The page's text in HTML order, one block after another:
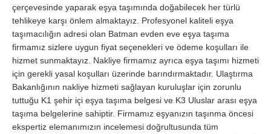
Yalova Yozgat
Zonguldak
MÜŞTERİ TALEPLERİ
DEFTER
NAKLİYECİ İLANLARI
çerçevesinde yaparak eşya taşımında doğabilecek her türlü
tehlikeye karşı önlem almaktayız. Profesyonel kaliteli eşya
taşımacılığın adresi olan Batman evden eve eşya taşıma
firmamız sizlere uygun fiyat seçenekleri ve ödeme koşulları ile
hizmet sunmaktayız. Nakliye firmamız ayrıca eşya taşımı hizmeti
için gerekli yasal koşulları üzerinde barındırmaktadır. Ulaştırma
Bakanlığının nakliye hizmeti sağlayan kuruluşlar için zorunlu
tuttuğu K1 şehir içi eşya taşıma belgesi ve K3 Uluslar arası eşya
taşıma belgelerine sahiptir. Firmamız eşyanızın taşınma öncesi
ekspertiz elemanımızın incelemesi doğrultusunda tüm